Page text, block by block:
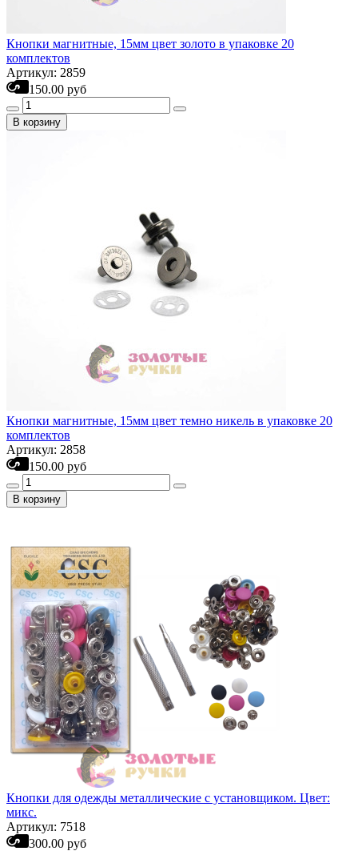
Кнопки магнитные, 15мм цвет золото в упаковке 20
комплектов
Артикул: 2859
150.00 руб
В корзину
Кнопки магнитные, 15мм цвет темно никель в упаковке 20
комплектов
Артикул: 2858
150.00 руб
В корзину
Кнопки для одежды металлические с установщиком. Цвет:
микс.
Артикул: 7518
300.00 руб